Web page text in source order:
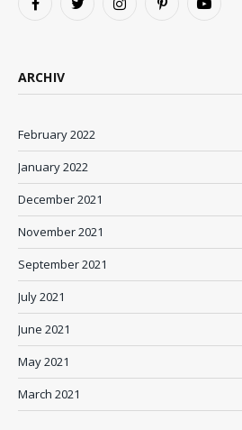
FacebookTwitter InstagramPinterest
ARCHIV
February 2022
January 2022
December 2021
November 2021
September 2021
July 2021
June 2021
May 2021
March 2021